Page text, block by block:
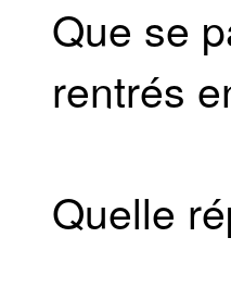
Que se
rentrés
Quelle